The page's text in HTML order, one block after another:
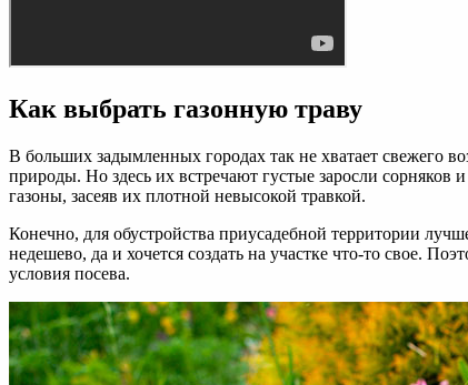
Как выбрать газонную траву
В больших задымленных городах так не хватает свежего
природы. Но здесь их встречают густые заросли сорняков
газоны, засеяв их плотной невысокой травкой.
Конечно, для обустройства приусадебной территории
недешево, да и хочется создать на участке что-то свое.
условия посева.